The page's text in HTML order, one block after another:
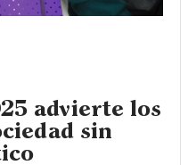
advierte los
sin